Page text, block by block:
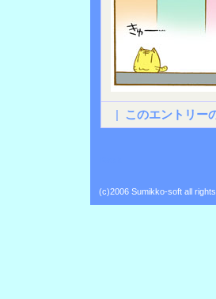
| このエントリー
(c)2006 Sumikko-soft all